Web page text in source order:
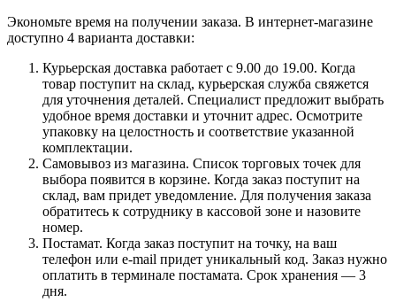
Экономьте время на получении заказа. В интернет-магазине
доступно 4 варианта доставки:
Курьерская доставка работает с 9.00 до 19.00. Когда
товар поступит на склад, курьерская служба свяжется
для уточнения деталей. Специалист предложит выбрать
удобное время доставки и уточнит адрес. Осмотрите
упаковку на целостность и соответствие указанной
комплектации.
Самовывоз из магазина. Список торговых точек для
выбора появится в корзине. Когда заказ поступит на
склад, вам придет уведомление. Для получения заказа
обратитесь к сотруднику в кассовой зоне и назовите
номер.
Постамат. Когда заказ поступит на точку, на ваш
телефон или e-mail придет уникальный код. Заказ нужно
оплатить в терминале постамата. Срок хранения — 3
дня.